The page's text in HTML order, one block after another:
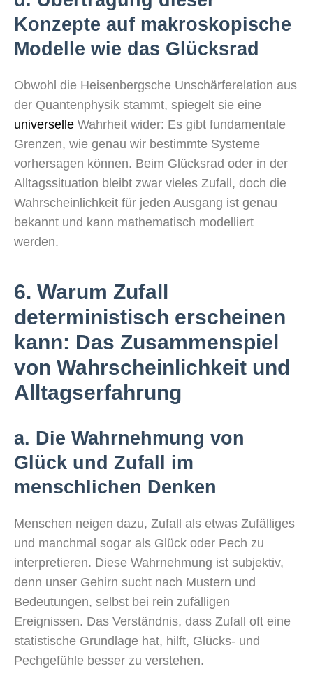
Konzepte auf makroskopische
Modelle wie das Glücksrad
Obwohl die Heisenbergsche Unschärferelation aus
der Quantenphysik stammt, spiegelt sie eine
universelle Wahrheit wider: Es gibt fundamentale
Grenzen, wie genau wir bestimmte Systeme
vorhersagen können. Beim Glücksrad oder in der
Alltagssituation bleibt zwar vieles Zufall, doch die
Wahrscheinlichkeit für jeden Ausgang ist genau
bekannt und kann mathematisch modelliert
werden.
6. Warum Zufall
deterministisch erscheinen
kann: Das Zusammenspiel
von Wahrscheinlichkeit und
Alltagserfahrung
a. Die Wahrnehmung von
Glück und Zufall im
menschlichen Denken
Menschen neigen dazu, Zufall als etwas Zufälliges
und manchmal sogar als Glück oder Pech zu
interpretieren. Diese Wahrnehmung ist subjektiv,
denn unser Gehirn sucht nach Mustern und
Bedeutungen, selbst bei rein zufälligen
Ereignissen. Das Verständnis, dass Zufall oft eine
statistische Grundlage hat, hilft, Glücks- und
Pechgefühle besser zu verstehen.